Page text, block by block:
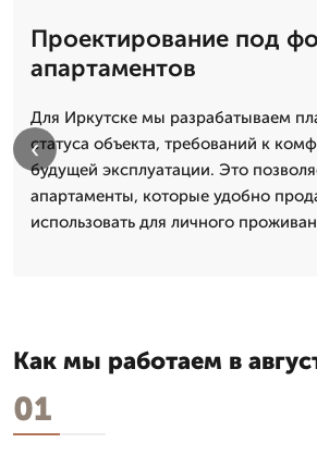
Проектирование под
апартаментов
Для Иркутске мы разрабатываем
статуса объекта, требований к
будущей эксплуатации. Это
апартаменты, которые удобно
использовать для личного
‹
Как мы работаем в
01